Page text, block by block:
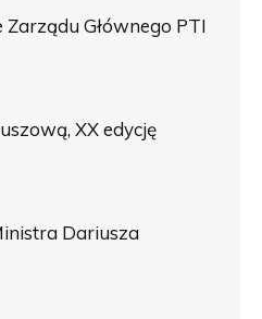
Głównego PTI
XX edycję
Dariusza